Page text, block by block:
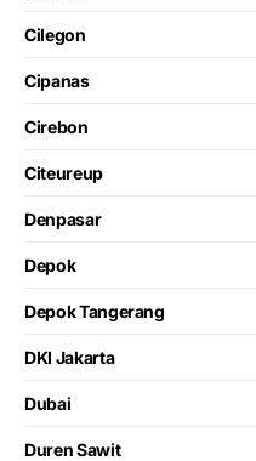
Cilegon
Cipanas
Cirebon
Citeureup
Denpasar
Depok
Depok Tangerang
DKI Jakarta
Dubai
Duren Sawit